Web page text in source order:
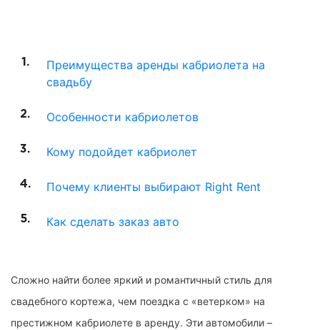
Преимущества аренды кабриолета на
свадьбу
Особенности кабриолетов
Кому подойдет кабриолет
Почему клиенты выбирают Right Rent
Как сделать заказ авто
Сложно найти более яркий и романтичный стиль для
свадебного кортежа, чем поездка с «ветерком» на
престижном кабриолете в аренду. Эти автомобили –